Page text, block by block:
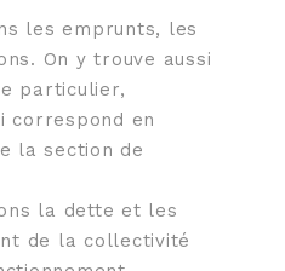
les emprunts, les
On y trouve aussi
particulier,
correspond en
la section de
la dette et les
de la collectivité